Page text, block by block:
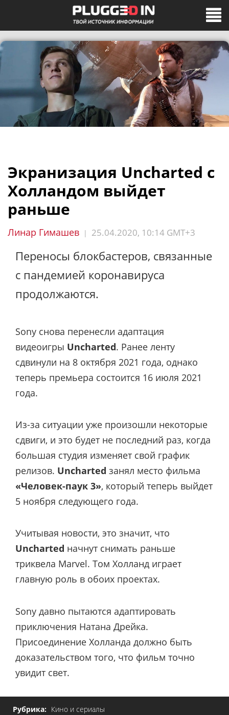
Экранизация Uncharted с
Холландом выйдет
раньше
Линар Гимашев | 25.04.2020, 10:14 GMT+3
Переносы блокбастеров, связанные
с пандемией коронавируса
продолжаются.
Sony снова перенесли адаптация
видеоигры Uncharted. Ранее ленту
сдвинули на 8 октября 2021 года, однако
теперь премьера состоится 16 июля 2021
года.
Из-за ситуации уже произошли некоторые
сдвиги, и это будет не последний раз, когда
большая студия изменяет свой график
релизов. Uncharted занял место фильма
«Человек-паук 3», который теперь выйдет
5 ноября следующего года.
Учитывая новости, это значит, что
Uncharted начнут снимать раньше
триквела Marvel. Том Холланд играет
главную роль в обоих проектах.
Sony давно пытаются адаптировать
приключения Натана Дрейка.
Присоединение Холланда должно быть
доказательством того, что фильм точно
увидит свет.
Рубрика: Кино и сериалы